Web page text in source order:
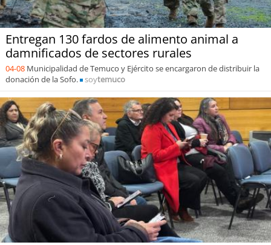
Entregan 130 fardos de alimento animal a
damnificados de sectores rurales
04-08 Municipalidad de Temuco y Ejército se encargaron de distribuir la
donación de la Sofo.
soytemuco